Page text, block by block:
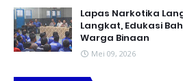
Lapas Narkotika
Langkat, Edukasi
Warga Binaan
Mei 09, 2026